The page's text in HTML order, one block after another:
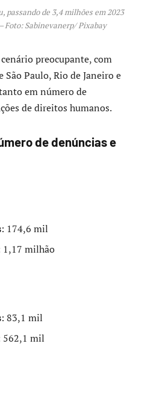
passando de 3,4 milhões em 2023
Foto: Sabinevanerp/ Pixabay
preocupante, com
São Paulo, Rio de Janeiro e
em número de
de direitos humanos.
de denúncias e
: 174,6 mil
1,17 milhão
: 83,1 mil
562,1 mil